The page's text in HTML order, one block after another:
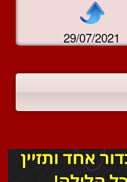
29/07/2021